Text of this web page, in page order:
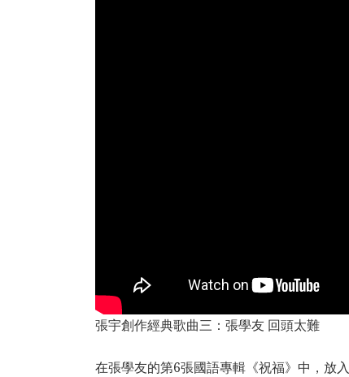
張宇創作經典歌曲三：張學友 回頭太難
在張學友的第6張國語專輯《祝福》中，放